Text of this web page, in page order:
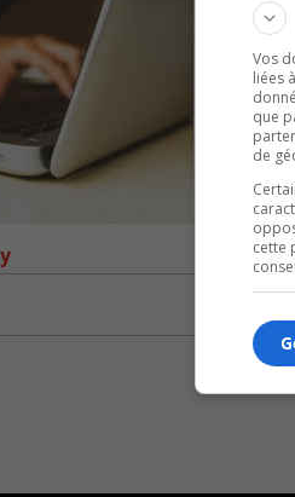
Vos
liées
que
de
cette